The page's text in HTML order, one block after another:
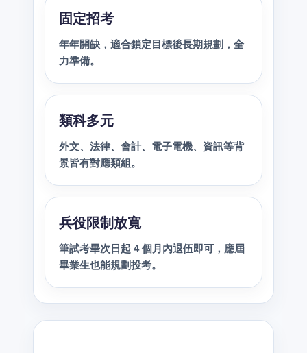
固定招考
年年開缺，適合鎖定目標後長期規劃，全
力準備。
類科多元
外文、法律、會計、電子電機、資訊等背
景皆有對應類組。
兵役限制放寬
筆試考畢次日起 4 個月內退伍即可，應屆
畢業生也能規劃投考。